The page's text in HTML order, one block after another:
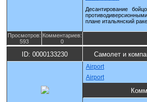
Десантирование
плане итальянский
Просмотров:
593
Комментариев:
0
ID: 0000133230 Самолет и
Airport
Airport